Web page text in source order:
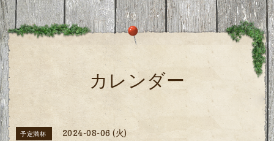
カレンダー
予定満杯 2024-08-06 (火)